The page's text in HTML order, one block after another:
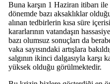
Buna karşın 1 Haziran itibarı
dönemde bazı aksaklıklar
alınan tedbirlerin kısa süre
kararlarının vatandaşın
bazı olumsuz sonuçları da
vaka sayısındaki artışlara
salgının ikinci dalgasıyla karşı
yüksek olduğu görülmektedir.